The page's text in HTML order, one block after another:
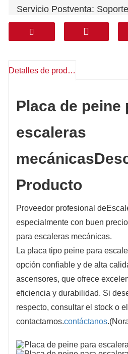
Servicio Postventa:
repuestos gratuitos,
Garantía: 1 año
Puerta a Puerta (línea
Sudamérica, Chile, México.
Detalles de producto
Placa de peine
escaleras
mecánicas
Producto
Proveedor profesional de
especialmente con buen
para escaleras mecánicas.
La placa tipo peine para
opción confiable y de alta
ascensores, que ofrece
eficiencia y durabilidad. Si
respecto, consultar el stock o
contactarnos.contáctanos